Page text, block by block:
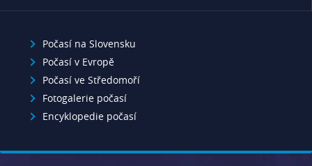
Počasí na Slovensku
Počasí v Evropě
Počasí ve Středomoří
Fotogalerie počasí
Encyklopedie počasí